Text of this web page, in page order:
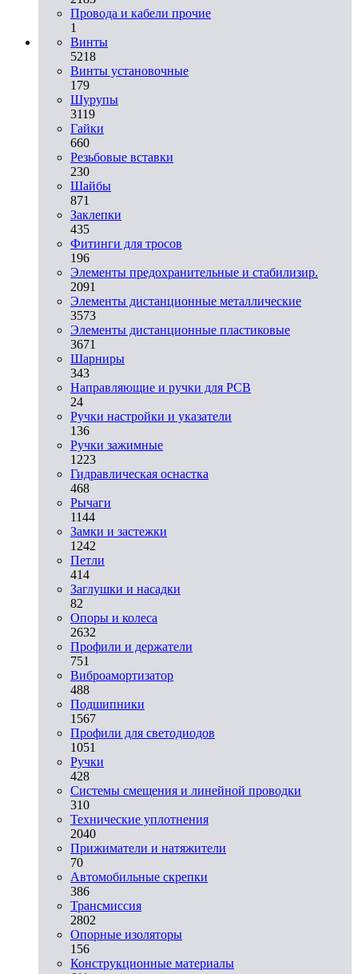
Провода и кабели прочие
1
Винты
5218
Винты установочные
179
Шурупы
3119
Гайки
660
Резьбовые вставки
230
Шайбы
871
Заклепки
435
Фитинги для тросов
196
Элементы предохранительные и стабилизир.
2091
Элементы дистанционные металлические
3573
Элементы дистанционные пластиковые
3671
Шарниры
343
Направляющие и ручки для PCB
24
Ручки настройки и указатели
136
Ручки зажимные
1223
Гидравлическая оснастка
468
Рычаги
1144
Замки и застежки
1242
Петли
414
Заглушки и насадки
82
Опоры и колеса
2632
Профили и держатели
751
Виброамортизатор
488
Подшипники
1567
Профили для светодиодов
1051
Ручки
428
Системы смещения и линейной проводки
310
Технические уплотнения
2040
Прижиматели и натяжители
70
Автомобильные скрепки
386
Трансмиссия
2802
Опорные изоляторы
156
Конструкционные материалы